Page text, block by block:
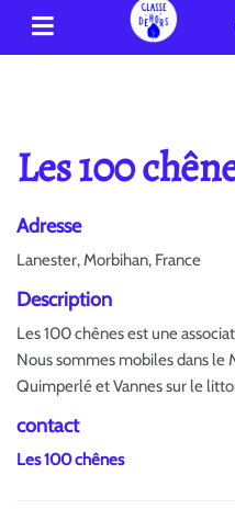
Les 100
Adresse
Lanester, Morbihan, France
Description
Les 100 chênes est une
Nous sommes mobiles dans le
Quimperlé et Vannes sur le
contact
Les 100 chênes